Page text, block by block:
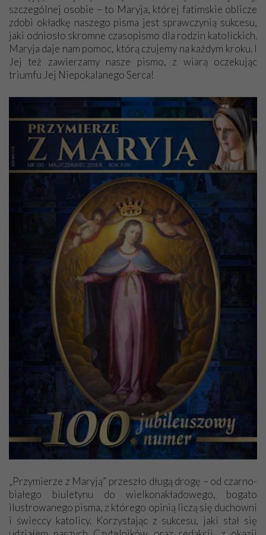
szczególnej osobie – to Maryja, której fatimskie oblicze
zdobi okładkę naszego pisma jest sprawczynią sukcesu,
jaki odniosło skromne czasopismo dla rodzin katolickich.
Maryja daje nam pomoc, którą czujemy na każdym kroku. I
Jej też zawierzamy nasze pismo, z wiarą oczekując
triumfu Jej Niepokalanego Serca!
„Przymierze z Maryją” przeszło długą drogę – od czarno-
białego biuletynu do wielkonakładowego, bogato
ilustrowanego pisma, z którego opinią liczą się duchowni
i świeccy katolicy. Korzystając z sukcesu, jaki stał się